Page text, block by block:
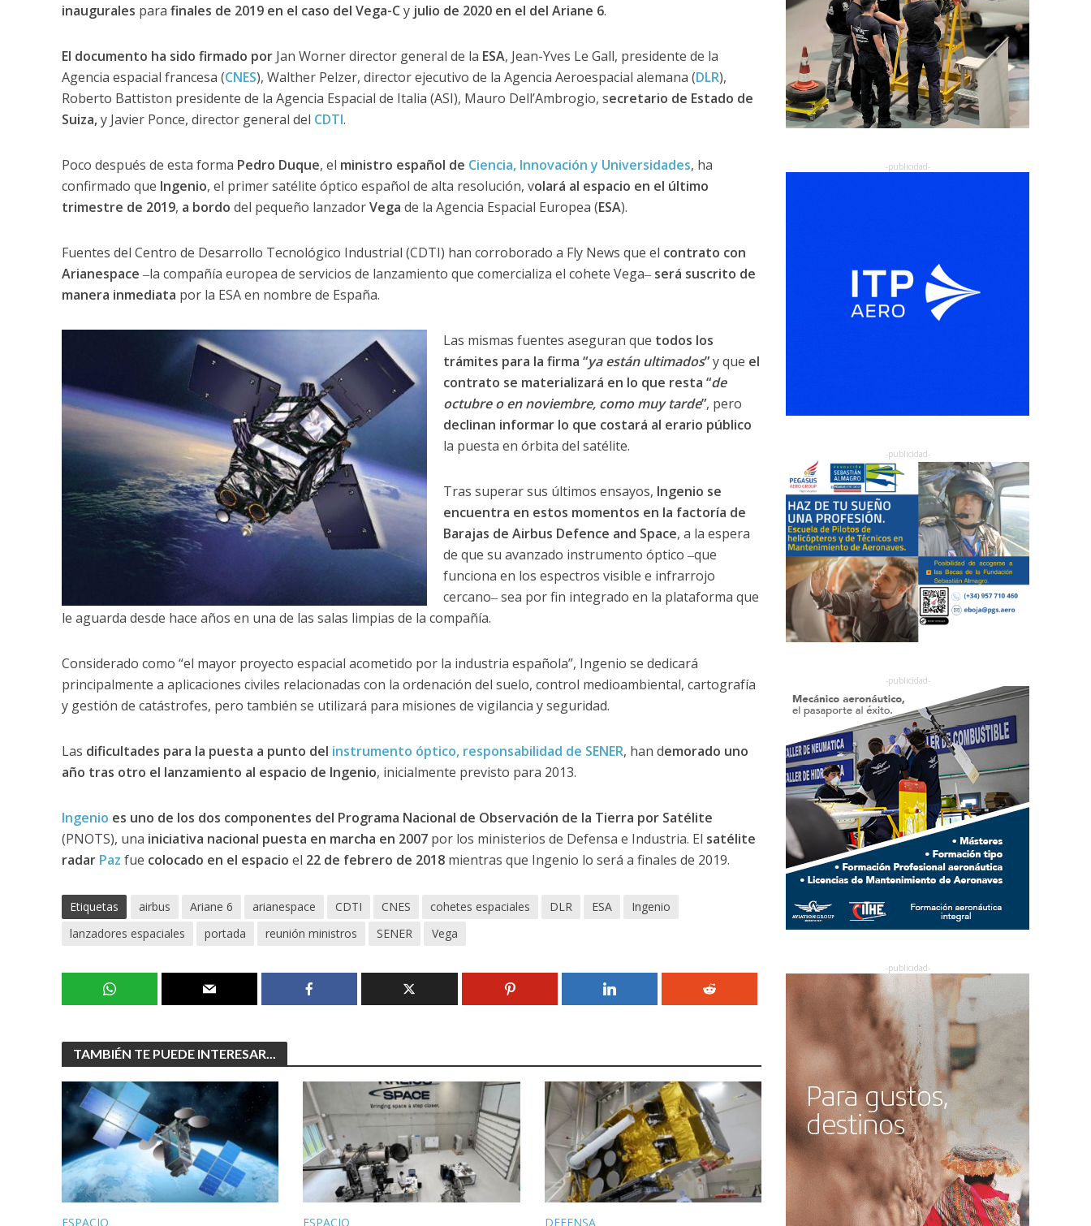
inaugurales para finales de 2019 en el caso del Vega-Cy julio de 2020 en el del Ariane 6.
El documento ha sido firmado porJan Worner director general de la ESA, Jean-Yves Le Gall, presidente de la
Agencia espacial francesa (CNES), Walther Pelzer, director ejecutivo de la Agencia Aeroespacial alemana (DLR),
Roberto Battiston presidente de la Agencia Espacial de Italia (ASI), Mauro Dell’Ambrogio, secretario de Estado de
Suiza,y Javier Ponce, director general del CDTI.
Poco después de esta forma Pedro Duque, el ministro español de Ciencia, Innovación y Universidades, ha
confirmado que Ingenio, el primer satélite óptico español de alta resolución, volará al espacio en el último
trimestre de 2019, a bordo del pequeño lanzadorVega de la Agencia Espacial Europea (ESA).
Fuentes del Centro de Desarrollo Tecnológico Industrial (CDTI) han corroborado a Fly News que el contrato con
Arianespace ‒la compañía europea de servicios de lanzamiento que comercializa el cohete Vega‒ será suscrito de
manera inmediata por la ESA en nombre de España.
Las mismas fuentes aseguran que todos los
trámites para la firma “ya están ultimados”y que el
contrato se materializará en lo que resta “de
octubre o en noviembre, como muy tarde”, pero
declinan informar lo que costará al erario público
la puesta en órbita del satélite.
Tras superar sus últimos ensayos, Ingenio se
encuentra en estos momentos en la factoría de
Barajas de Airbus Defence and Space, a la espera
de que su avanzado instrumento óptico ‒que
funciona en los espectros visible e infrarrojo
cercano‒ sea por fin integrado en la plataforma que
le aguarda desde hace años en una de las salas limpias de la compañía.
Considerado como “el mayor proyecto espacial acometido por la industria española”, Ingenio se dedicará
principalmente a aplicaciones civiles relacionadas con la ordenación del suelo, control medioambiental, cartografía
y gestión de catástrofes, pero también se utilizará para misiones de vigilancia y seguridad.
Las dificultades para la puesta a punto del instrumento óptico, responsabilidad de SENER, han demorado uno
año tras otro el lanzamiento al espacio de Ingenio, inicialmente previsto para 2013.
Ingenio es uno de los dos componentes del Programa Nacional de Observación de la Tierra por Satélite
(PNOTS), una iniciativa nacional puesta en marcha en 2007por los ministerios de Defensa e Industria. El satélite
radar Paz fue colocado en el espacio el 22 de febrero de 2018mientras que Ingenio lo será a finales de 2019.
Etiquetas airbus Ariane 6 arianespace CDTI CNES cohetes espaciales DLR ESA
Ingenio
lanzadores espaciales
portada reunión ministros SENER Vega
TAMBIÉN TE PUEDE INTERESAR...
ESPACIO ESPACIO DEFENSA